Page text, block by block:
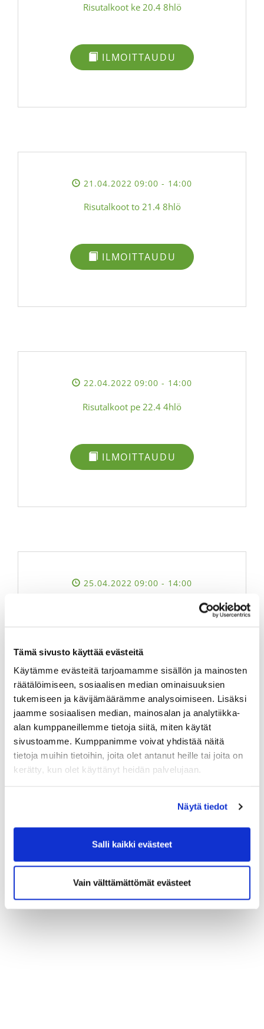
Tämä sivusto käyttää evästeitä
Käytämme evästeitä tarjoamamme sisällön ja mainosten
räätälöimiseen, sosiaalisen median ominaisuuksien
tukemiseen ja kävijämäärämme analysoimiseen. Lisäksi
jaamme sosiaalisen median, mainosalan ja analytiikka-
alan kumppaneillemme tietoja siitä, miten käytät
sivustoamme. Kumppanimme voivat yhdistää näitä
tietoja muihin tietoihin, joita olet antanut heille tai joita on
kerätty, kun olet käyttänyt heidän palvelujaan.
Näytä tiedot
Salli kaikki evästeet
Vain välttämättömät evästeet
Risutalkoot ke 20.4 8hlö
ILMOITTAUDU
21.04.2022 09:00- 14:00
Risutalkoot to 21.4 8hlö
ILMOITTAUDU
22.04.2022 09:00- 14:00
Risutalkoot pe 22.4 4hlö
ILMOITTAUDU
25.04.2022 09:00- 14:00
ILMOITTAUDU
Risutalkoot ti 26.4 4hlö